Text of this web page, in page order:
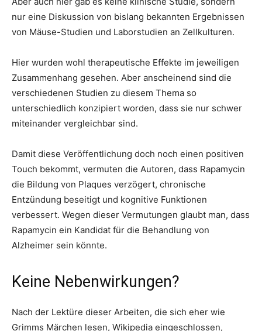
nur eine Diskussion von bislang bekannten Ergebnissen
von Mäuse-Studien und Laborstudien an Zellkulturen.
Hier wurden wohl therapeutische Effekte im jeweiligen
Zusammenhang gesehen. Aber anscheinend sind die
verschiedenen Studien zu diesem Thema so
unterschiedlich konzipiert worden, dass sie nur schwer
miteinander vergleichbar sind.
Damit diese Veröffentlichung doch noch einen positiven
Touch bekommt, vermuten die Autoren, dass Rapamycin
die Bildung von Plaques verzögert, chronische
Entzündung beseitigt und kognitive Funktionen
verbessert. Wegen dieser Vermutungen glaubt man, dass
Rapamycin ein Kandidat für die Behandlung von
Alzheimer sein könnte.
Keine Nebenwirkungen?
Nach der Lektüre dieser Arbeiten, die sich eher wie
Grimms Märchen lesen, Wikipedia eingeschlossen,